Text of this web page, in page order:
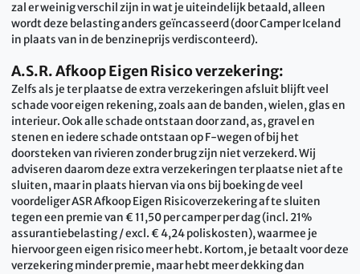
zal er weinig verschil zijn in wat je uiteindelijk betaald, alleen
wordt deze belasting anders geïncasseerd (door Camper Iceland
in plaats van in de benzineprijs verdisconteerd).
A.S.R. Afkoop Eigen Risico verzekering:
Zelfs als je ter plaatse de extra verzekeringen afsluit blijft veel
schade voor eigen rekening, zoals aan de banden, wielen, glas en
interieur. Ook alle schade ontstaan door zand, as, gravel en
stenen en iedere schade ontstaan op F-wegen of bij het
doorsteken van rivieren zonder brug zijn niet verzekerd. Wij
adviseren daarom deze extra verzekeringen ter plaatse niet af te
sluiten, maar in plaats hiervan via ons bij boeking de veel
voordeliger ASR Afkoop Eigen Risicoverzekering af te sluiten
tegen een premie van € 11,50 per camper per dag (incl. 21%
assurantiebelasting / excl. € 4,24 poliskosten), waarmee je
hiervoor geen eigen risico meer hebt. Kortom, je betaalt voor deze
verzekering minder premie, maar hebt meer dekking dan